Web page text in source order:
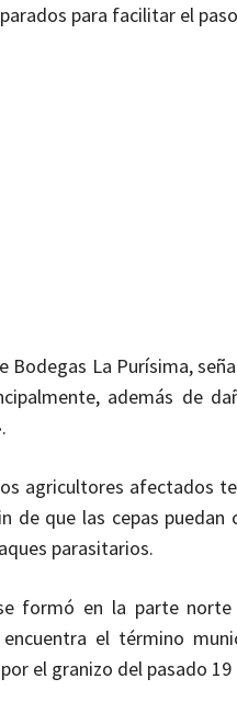
para facilitar el
Bodegas La Purísima,
además de
agricultores afectados
de que las cepas
parasitarios.
formó en la parte
el término
el granizo del pasado 19